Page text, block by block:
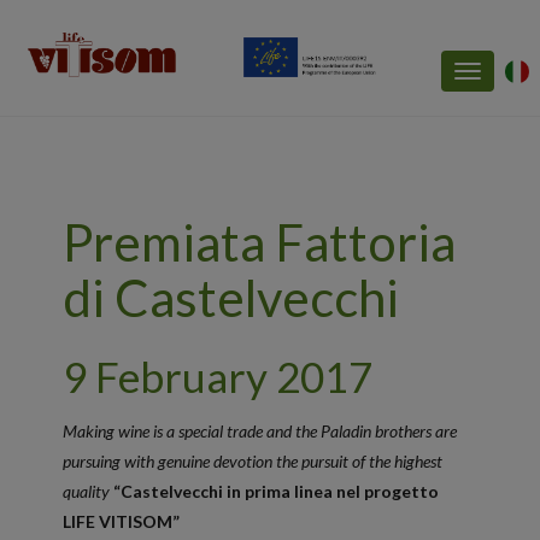
Toggle
Premiata Fattoria
di Castelvecchi
9 February 2017
Making wine is a special trade and the Paladin brothers are
pursuing with genuine devotion the pursuit of the highest
quality ​​“Castelvecchi in prima linea nel progetto
LIFE VITISOM”